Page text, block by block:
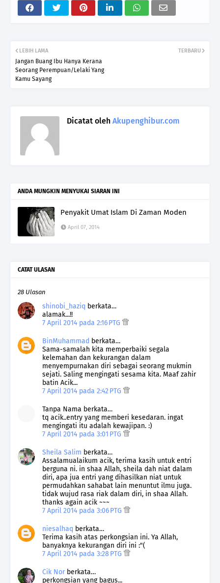
TERBARU
LEBIH LAMA
Jangan Buang Ibu Hanya Kerana
Seorang Perempuan/Lelaki Yang
Kamu Sayang
Dicatat oleh Akupenghibur.com
ANDA MUNGKIN MENYUKAI SIARAN INI
Penyakit Umat Islam Di Zaman Moden
April 07, 2014
CATAT ULASAN
28 Ulasan
shinobi_haziq berkata…
alamak...!!
7 April 2014 pada 2:16 PTG
BinMuhammad berkata…
Sama-samalah kita memperbaiki segala
kelemahan dan kekurangan dalam
menyempurnakan diri sebagai seorang mukmin
sejati. Saling mengingati sesama kita. Maaf zahir
batin Acik...
7 April 2014 pada 2:42 PTG
Tanpa Nama berkata…
tq acik..entry yang memberi kesedaran. ingat
mengingati itu adalah kewajipan. :)
7 April 2014 pada 3:01 PTG
Sheila Salim berkata…
Assalamualaikum acik, terima kasih untuk entri
berguna ni. in shaa Allah, sheila dah niat dalam
diri, apa jua entri yang dihasilkan niat untuk
permudahkan sahabat lain menuntut ilmu juga.
tidak wujud rasa riak dalam diri, in shaa Allah.
thanks again acik ~~~
7 April 2014 pada 3:06 PTG
niesalhaq berkata…
Terima kasih atas perkongsian ini. Ya Allah,
banyaknya kekurangan diri ini :"(
7 April 2014 pada 3:28 PTG
Cik Norberkata…
perkongsian yang bagus...